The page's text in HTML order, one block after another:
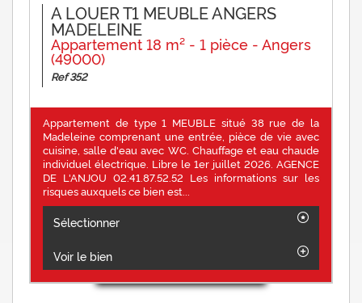
A LOUER T1 MEUBLE ANGERS
MADELEINE
Appartement 18 m² - 1 pièce - Angers
(49000)
Ref 352
Appartement de type 1 MEUBLE situé 38 rue de la
Madeleine comprenant une entrée, pièce de vie avec
cuisine, salle d'eau avec WC. Chauffage et eau chaude
individuel électrique. Libre le 1er juillet 2026. AGENCE
DE L'ANJOU 02.41.87.52.52 Les informations sur les
risques auxquels ce bien est...
Sélectionner
Voir le bien